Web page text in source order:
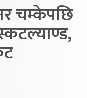
चम्केपछि